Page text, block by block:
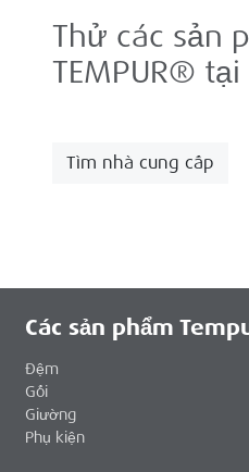
Thử các sản
TEMPUR®
Tìm nhà cung cấp
Các sản phẩm
Đệm
Gối
Giường
Phụ kiện